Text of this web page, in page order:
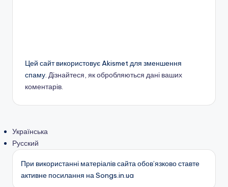
Цей сайт використовує Akismet для зменшення
спаму. Дізнайтеся, як обробляються дані ваших
коментарів.
Українська
Русский
При використанні матеріалів сайта обов’язково ставте
активне посилання на Songs.in.ua